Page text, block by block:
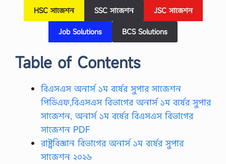
HSC সাজেশন SSCসাজেশন JSCসাজেশন
Job Solutions BCS Solutions
Table of Contents
বিএসএস অনার্স ১ম বর্ষের সুপার সাজেশন
পিডিএফ,বিএসএস বিভাগের অনার্স ১ম বর্ষের সুপার
সাজেশন, অনার্স ১ম বর্ষের বিএসএস বিভাগের
সাজেশন PDF
রাষ্ট্রবিজ্ঞান বিভাগের অনার্স ১ম বর্ষের সুপার
সাজেশন ২০২৬